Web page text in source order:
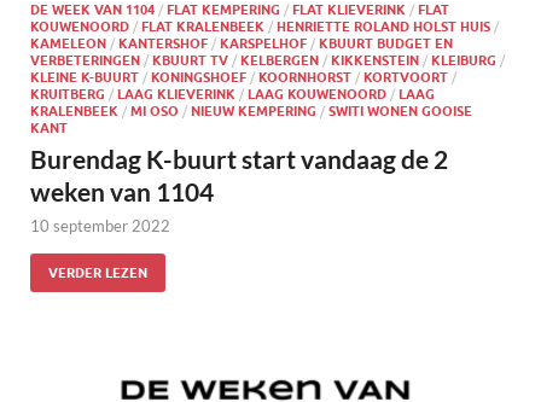
DE WEEK VAN 1104 / FLAT KEMPERING / FLAT KLIEVERINK / FLAT
KOUWENOORD / FLAT KRALENBEEK / HENRIETTE ROLAND HOLST HUIS /
KAMELEON / KANTERSHOF / KARSPELHOF / KBUURT BUDGET EN
VERBETERINGEN / KBUURT TV / KELBERGEN / KIKKENSTEIN / KLEIBURG /
KLEINE K-BUURT / KONINGSHOEF / KOORNHORST / KORTVOORT /
KRUITBERG / LAAG KLIEVERINK / LAAG KOUWENOORD / LAAG
KRALENBEEK / MI OSO / NIEUW KEMPERING / SWITI WONEN GOOISE
KANT
Burendag K-buurt start vandaag de 2
weken van 1104
10 september 2022
VERDER LEZEN